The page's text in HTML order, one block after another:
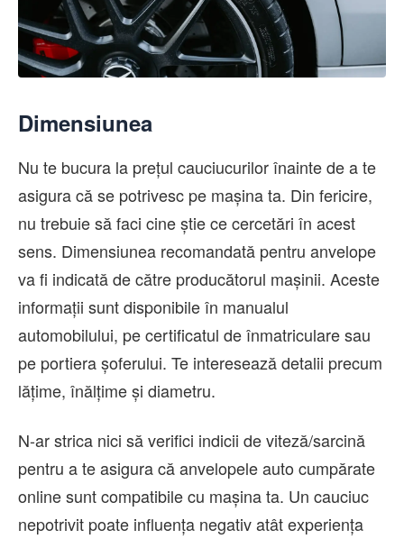
Dimensiunea
Nu te bucura la prețul cauciucurilor înainte de a te
asigura că se potrivesc pe mașina ta. Din fericire,
nu trebuie să faci cine știe ce cercetări în acest
sens. Dimensiunea recomandată pentru anvelope
va fi indicată de către producătorul mașinii. Aceste
informații sunt disponibile în manualul
automobilului, pe certificatul de înmatriculare sau
pe portiera șoferului. Te interesează detalii precum
lățime, înălțime și diametru.
N-ar strica nici să verifici indicii de viteză/sarcină
pentru a te asigura că anvelopele auto cumpărate
online sunt compatibile cu mașina ta. Un cauciuc
nepotrivit poate influența negativ atât experiența